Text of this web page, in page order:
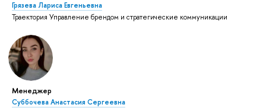
Грязева Лариса Евгеньевна
Траектория Управление брендом и стратегические коммуникации
Менеджер
Суббочева Анастасия Сергеевна